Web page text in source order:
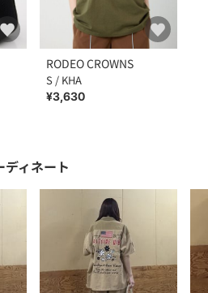
RODEO CROWNS
S / KHA
¥3,630
ディネート